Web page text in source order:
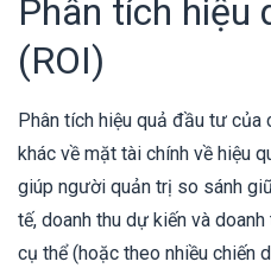
Phân tích hiệu
(ROI)
Phân tích hiệu quả đầu tư của
khác về mặt tài chính về hiệu
giúp người quản trị so sánh
tế, doanh thu dự kiến và
cụ thể (hoặc theo nhiều chiến